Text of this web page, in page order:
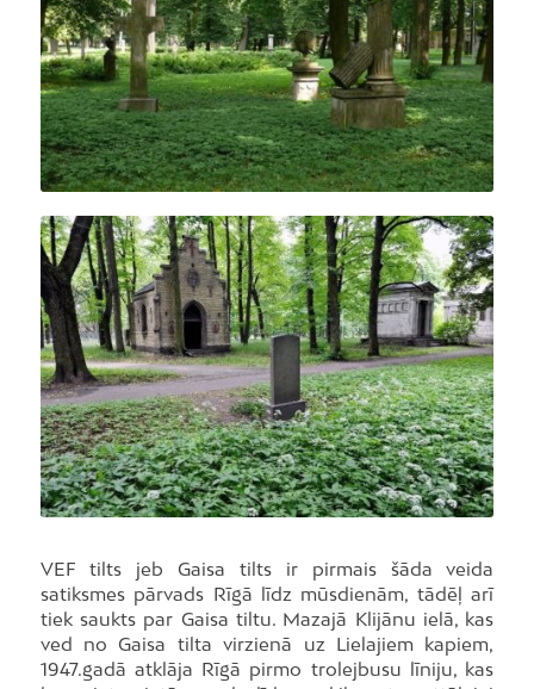
Foto: LIVE RIGA
Foto: A.Liepiņš, Dienas mediji
VEF tilts jeb Gaisa tilts ir pirmais šāda veida
satiksmes pārvads Rīgā līdz mūsdienām, tādēļ arī
tiek saukts par Gaisa tiltu. Mazajā Klijānu ielā, kas
ved no Gaisa tilta virzienā uz Lielajiem kapiem,
1947.gadā atklāja Rīgā pirmo trolejbusu līniju, kas